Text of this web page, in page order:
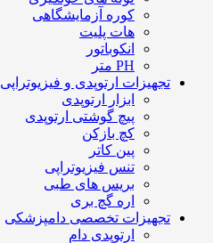
کوره آزمایشگاهی
هات پلیت
انکوباتور
PH متر
تجهیزات ارتوپدی و فیزیوتراپی
ابزار ارتوپدی
پیچ گوشتی ارتوپدی
کچ بازکن
پین کاتر
تنس فیزیوتراپی
بریس های طبی
اره گچ بری
تجهیزات تخصصی دامپزشکی
ارتوپدی دام